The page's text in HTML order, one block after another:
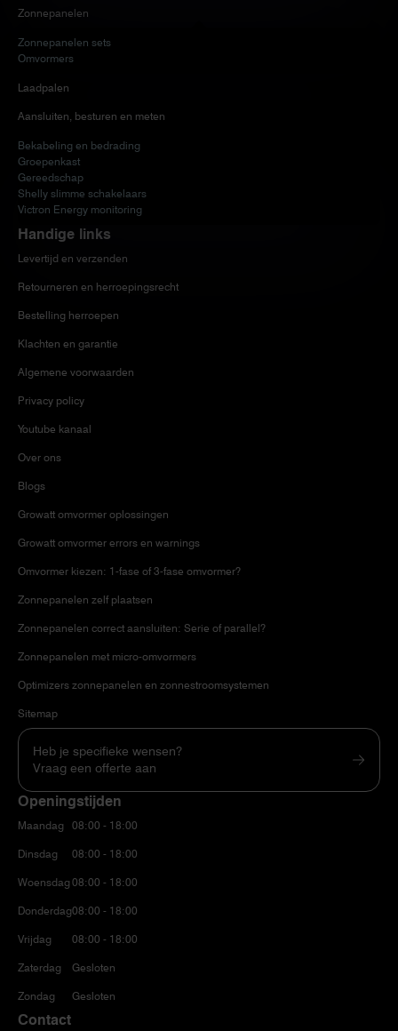
Zonnepanelen
Zonnepanelen sets
Omvormers
Laadpalen
Aansluiten, besturen en meten
Bekabeling en bedrading
Groepenkast
Gereedschap
Shelly slimme schakelaars
Victron Energy monitoring
Handige links
Levertijd en verzenden
Retourneren en herroepingsrecht
Bestelling herroepen
Klachten en garantie
Algemene voorwaarden
Privacy policy
Youtube kanaal
Over ons
Blogs
Growatt omvormer oplossingen
Growatt omvormer errors en warnings
Omvormer kiezen: 1-fase of 3-fase omvormer?
Zonnepanelen zelf plaatsen
Zonnepanelen correct aansluiten: Serie of parallel?
Zonnepanelen met micro-omvormers
Optimizers zonnepanelen en zonnestroomsystemen
Sitemap
Heb je specifieke wensen?
Vraag een offerte aan
Openingstijden
Maandag
Dinsdag
Woensdag
Donderdag
Vrijdag
Zaterdag
Zondag
08:00 - 18:00
08:00 - 18:00
08:00 - 18:00
08:00 - 18:00
08:00 - 18:00
Gesloten
Gesloten
Contact